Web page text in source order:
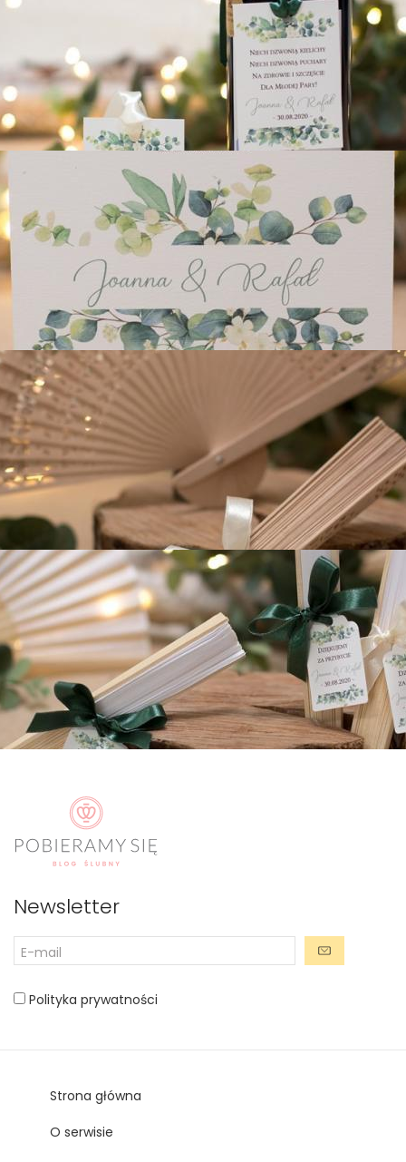
Newsletter
Polityka prywatności
Strona główna
O serwisie